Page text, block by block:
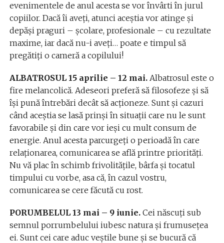
evenimentele de anul acesta se vor învârti în jurul
copiilor. Dacă îi aveți, atunci aceştia vor atinge și
depăși praguri – școlare, profesionale – cu rezultate
maxime, iar dacă nu-i aveți… poate e timpul să
pregătiți o cameră a copilului!
ALBATROSUL 15 aprilie – 12 mai.Albatrosul este o
fire melancolică. Adeseori preferă să filosofeze și să
își pună întrebări decât să acţioneze. Sunt şi cazuri
când aceştia se lasă prinși în situații care nu le sunt
favorabile și din care vor ieși cu mult consum de
energie. Anul acesta parcurgeți o perioadă în care
relaționarea, comunicarea se află printre priorități.
Nu vă plac în schimb frivolitățile, bârfa și tocatul
timpului cu vorbe, asa că, în cazul vostru,
comunicarea se cere făcută cu rost.
PORUMBELUL 13 mai – 9 iunie.Cei născuți sub
semnul porrumbelului iubesc natura și frumusețea
ei. Sunt cei care aduc veștile bune şi se bucură că